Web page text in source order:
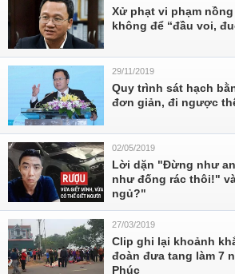
Xử phạt vi phạm
không để “đầu voi,
29/11/2019
Quy trình sát hạch
đơn giản, đi ngược
02/05/2019
Lời dặn "Đừng như
như đống rác thôi!"
ngủ?"
27/03/2019
Clip ghi lại khoảnh
đoàn đưa tang làm 7
Phúc